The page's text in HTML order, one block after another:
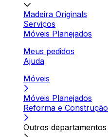
Madeira Originals
Serviços
Móveis Planejados
Meus pedidos
Ajuda
Móveis
Móveis Planejados
Reforma e Construção
Outros departamentos